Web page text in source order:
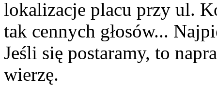
lokalizacje placu przy ul.
tak cennych głosów...
Jeśli się postaramy, to
wierzę.